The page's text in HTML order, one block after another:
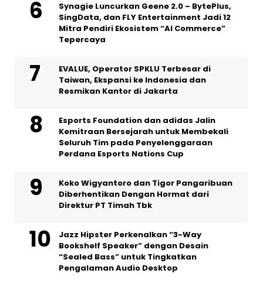
Synagie Luncurkan Geene 2.0 – BytePlus,
SingData, dan FLY Entertainment Jadi 12
Mitra Pendiri Ekosistem “AI Commerce”
Tepercaya
EVALUE, Operator SPKLU Terbesar di
Taiwan, Ekspansi ke Indonesia dan
Resmikan Kantor di Jakarta
Esports Foundation dan adidas Jalin
Kemitraan Bersejarah untuk Membekali
Seluruh Tim pada Penyelenggaraan
Perdana Esports Nations Cup
Koko Wigyantoro dan Tigor Pangaribuan
Diberhentikan Dengan Hormat dari
Direktur PT Timah Tbk
Jazz Hipster Perkenalkan “3-Way
Bookshelf Speaker” dengan Desain
“Sealed Bass” untuk Tingkatkan
Pengalaman Audio Desktop